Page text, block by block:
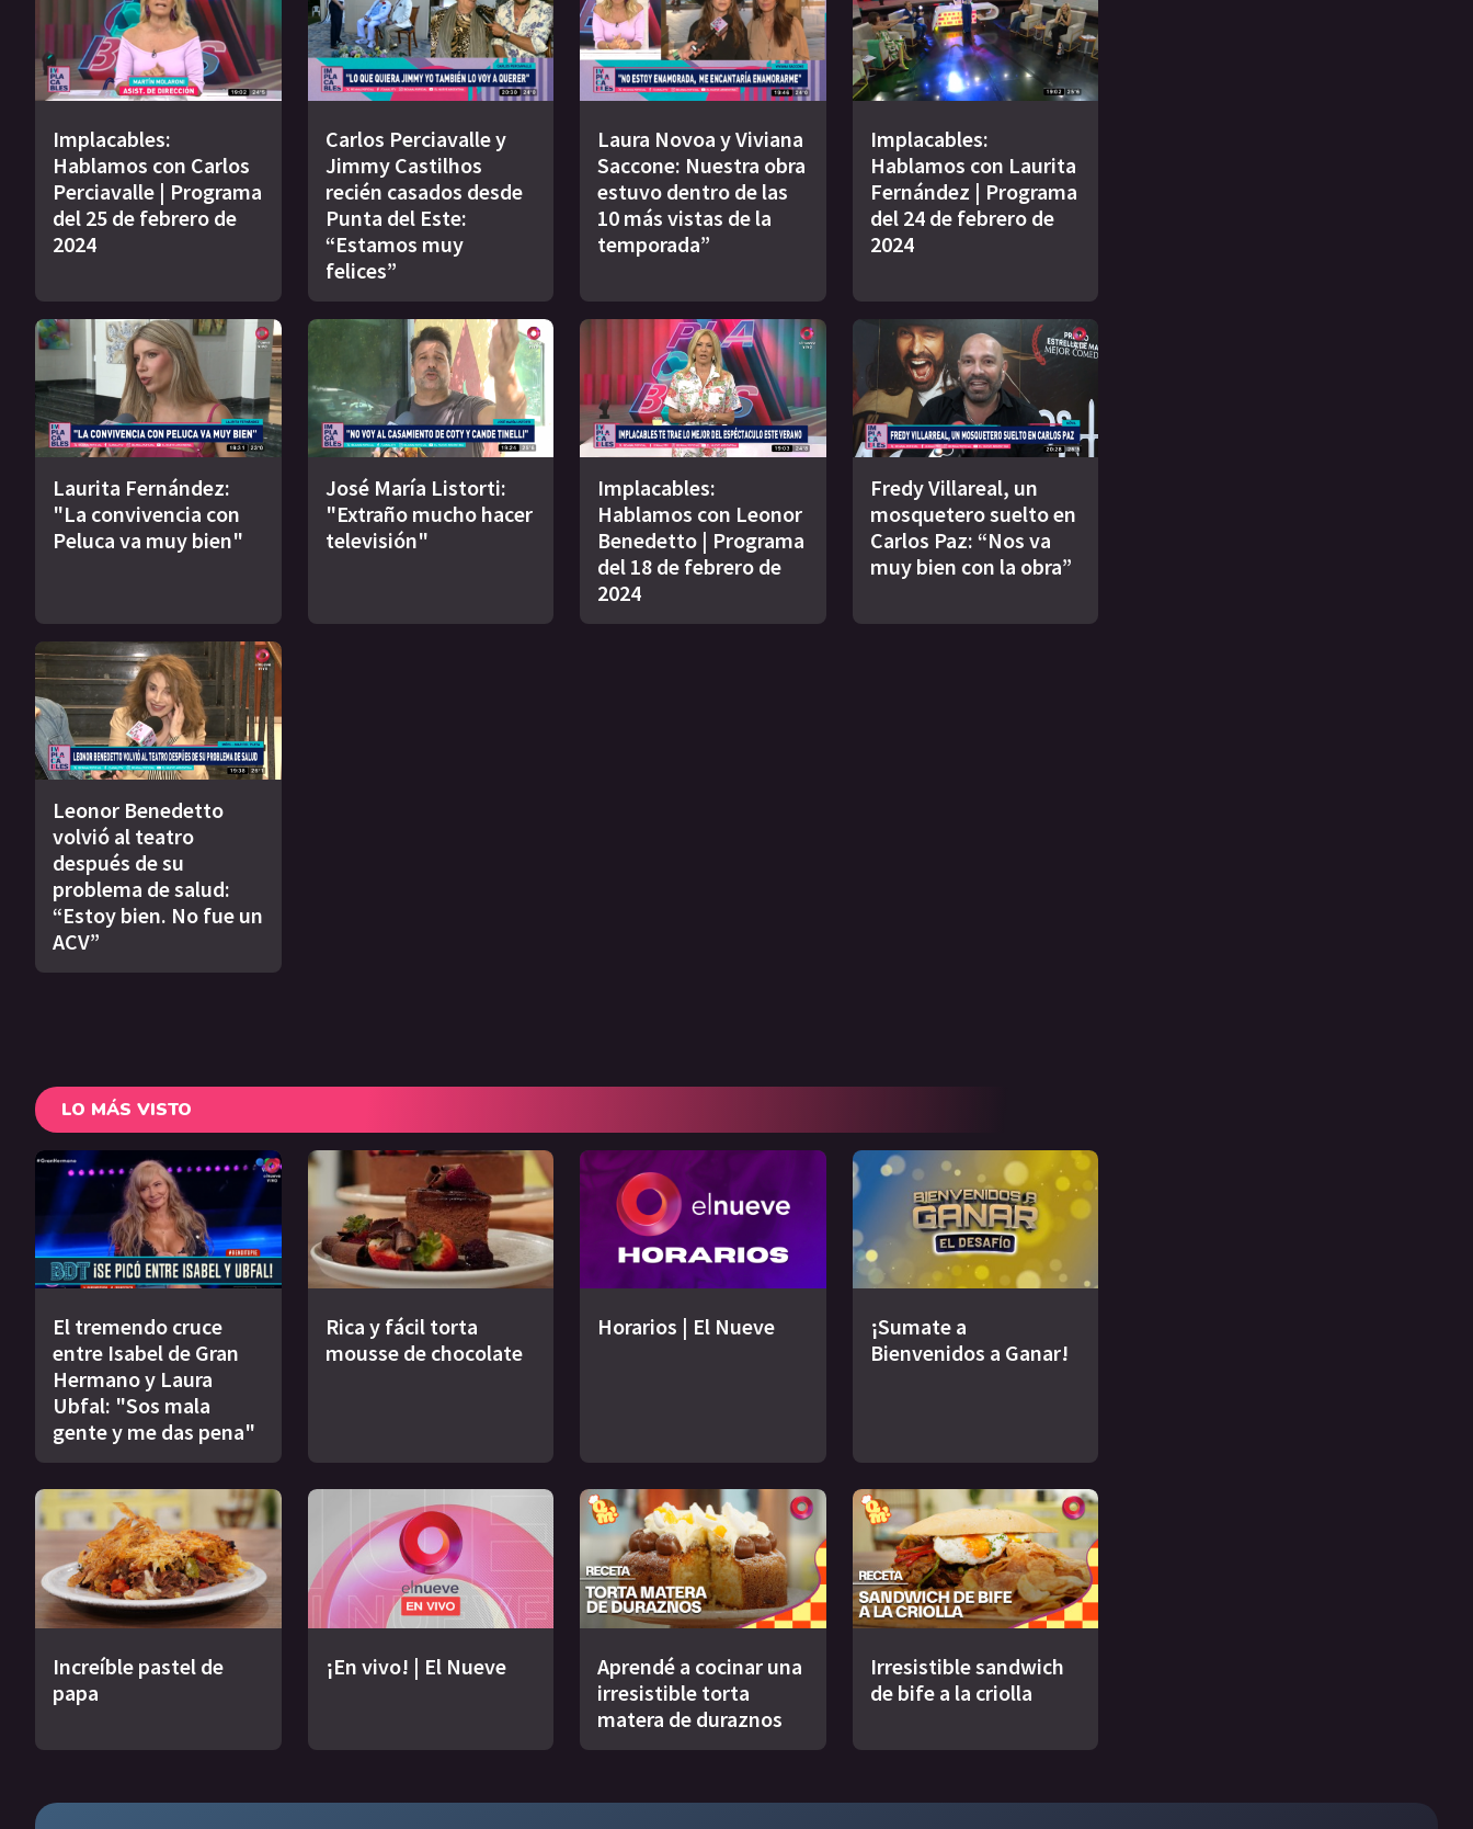
Implacables:
Hablamos con Carlos
Perciavalle | Programa
del 25 de febrero de
2024
Carlos Perciavalle y
Jimmy Castilhos
recién casados desde
Punta del Este:
“Estamos muy
felices”
Laura Novoa y Viviana
Saccone: Nuestra obra
estuvo dentro de las
10 más vistas de la
temporada”
Implacables:
Hablamos con Laurita
Fernández | Programa
del 24 de febrero de
2024
Laurita Fernández:
"La convivencia con
Peluca va muy bien"
José María Listorti:
"Extraño mucho hacer
televisión"
Implacables:
Hablamos con Leonor
Benedetto | Programa
del 18 de febrero de
2024
Fredy Villareal, un
mosquetero suelto en
Carlos Paz: “Nos va
muy bien con la obra”
Leonor Benedetto
volvió al teatro
después de su
problema de salud:
“Estoy bien. No fue un
ACV”
LO MÁS VISTO
El tremendo cruce
entre Isabel de Gran
Hermano y Laura
Ubfal: "Sos mala
gente y me das pena"
Rica y fácil torta
mousse de chocolate
Horarios | El Nueve
¡Sumate a
Bienvenidos a Ganar!
Increíble pastel de
papa
¡En vivo! | El Nueve
Aprendé a cocinar una
irresistible torta
matera de duraznos
Irresistible sandwich
de bife a la criolla